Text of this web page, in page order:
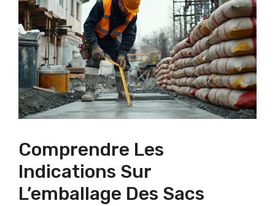
Comprendre Les
Indications Sur
L’emballage Des Sacs